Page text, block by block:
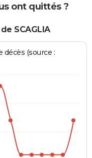
ont quittés ?
SCAGLIA
(source :